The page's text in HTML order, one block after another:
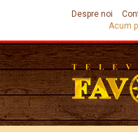
Despre noi
Acum